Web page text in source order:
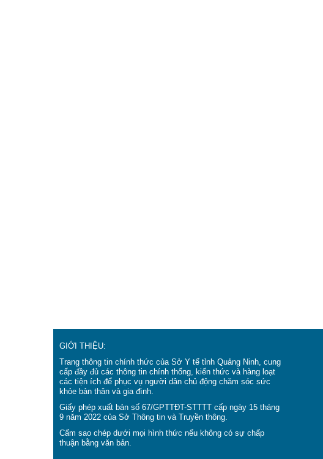
GIỚI THIỆU:
Trang thông tin chính thức của Sở Y tế tỉnh Quảng Ninh, cung
cấp đầy đủ các thông tin chính thống, kiến thức và hàng loạt
các tiện ích để phục vụ người dân chủ động chăm sóc sức
khỏe bản thân và gia đình.
Giấy phép xuất bản số 67/GPTTĐT-STTTT cấp ngày 15 tháng
9 năm 2022 của Sở Thông tin và Truyền thông.
Cấm sao chép dưới mọi hình thức nếu không có sự chấp
thuận bằng văn bản.